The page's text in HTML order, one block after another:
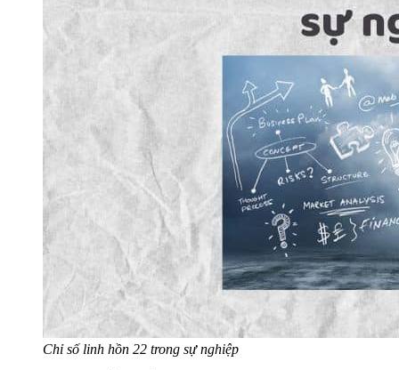
Chỉ số linh hồn 22 trong sự nghiệp